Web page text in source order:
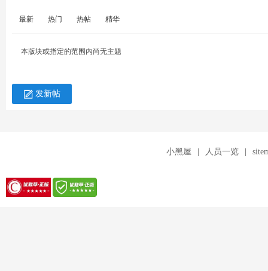
最新 热门 热帖 精华
本版块或指定的范围内尚无主题
发新帖
小黑屋 人员一览